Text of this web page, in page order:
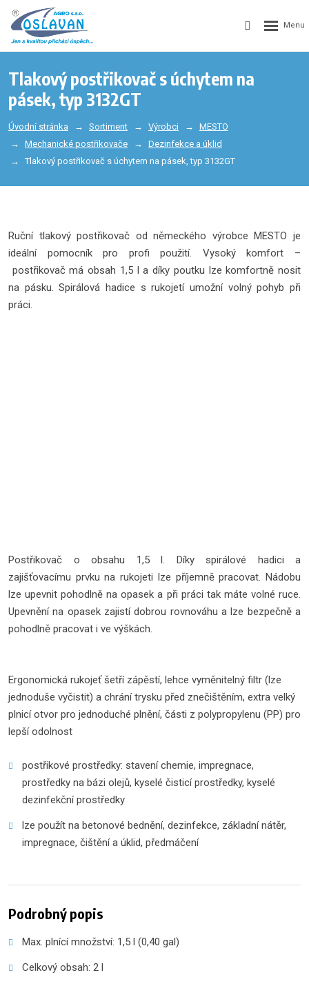
Tlakový postřikovač s úchytem na
pásek, typ 3132GT
Úvodní stránka Sortiment Výrobci
MESTO
Mechanické postřikovače
Dezinfekce a úklid
Tlakový postřikovač s úchytem na pásek, typ 3132GT
Ruční tlakový postřikovač od německého výrobce MESTO je
ideální pomocník pro profi použití. Vysoký komfort –
postřikovač má obsah 1,5 l a díky poutku lze komfortně nosit
na pásku. Spirálová hadice s rukojetí umožní volný pohyb při
práci.
Postřikovač o obsahu 1,5 l. Díky spirálové hadici a
zajišťovacímu prvku na rukojeti lze příjemně pracovat. Nádobu
lze upevnit pohodlně na opasek a při práci tak máte volné ruce.
Upevnění na opasek zajistí dobrou rovnováhu a lze bezpečně a
pohodlně pracovat i ve výškách.
Ergonomická rukojeť šetří zápěstí, lehce vyměnitelný filtr (lze
jednoduše vyčistit) a chrání trysku před znečištěním, extra velký
plnicí otvor pro jednoduché plnění, části z polypropylenu (PP) pro
lepší odolnost
postřikové prostředky: stavení chemie, impregnace,
prostředky na bázi olejů, kyselé čisticí prostředky, kyselé
dezinfekční prostředky
lze použít na betonové bednění, dezinfekce, základní nátěr,
impregnace, čištění a úklid, předmáčení
Podrobný popis
Max. plnící množství: 1,5 l (0,40 gal)
Celkový obsah: 2 l